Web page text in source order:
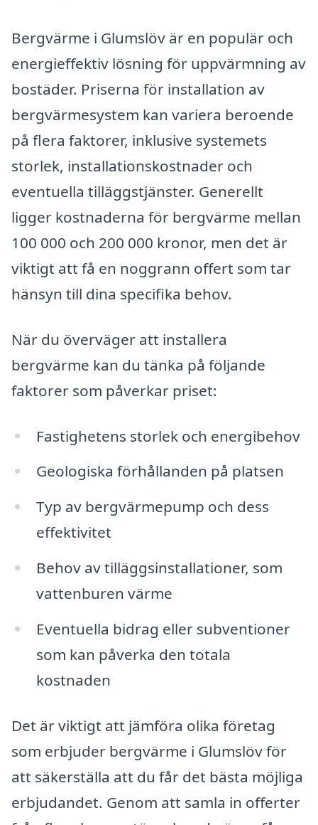
Bergvärme i Glumslöv är en populär och
energieffektiv lösning för uppvärmning av
bostäder. Priserna för installation av
bergvärmesystem kan variera beroende
på flera faktorer, inklusive systemets
storlek, installationskostnader och
eventuella tilläggstjänster. Generellt
ligger kostnaderna för bergvärme mellan
100 000 och 200 000 kronor, men det är
viktigt att få en noggrann offert som tar
hänsyn till dina specifika behov.
När du överväger att installera
bergvärme kan du tänka på följande
faktorer som påverkar priset:
Fastighetens storlek och energibehov
Geologiska förhållanden på platsen
Typ av bergvärmepump och dess
effektivitet
Behov av tilläggsinstallationer, som
vattenburen värme
Eventuella bidrag eller subventioner
som kan påverka den totala
kostnaden
Det är viktigt att jämföra olika företag
som erbjuder bergvärme i Glumslöv för
att säkerställa att du får det bästa möjliga
erbjudandet. Genom att samla in offerter